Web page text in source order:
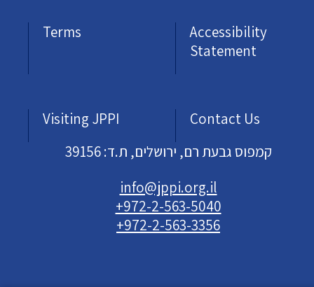
Terms
Accessibility
Statement
Visiting JPPI
Contact Us
קמפוס גבעת רם, ירושלים, ת.ד: 39156
info@jppi.org.il
+972-2-563-5040
+972-2-563-3356